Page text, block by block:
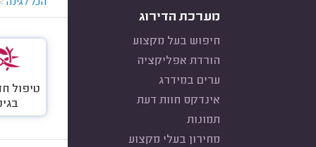
מערכת הדירוג
חיפוש בעל מקצוע
הורדת אפליקציה
ערים במידרג
אינדקס חוות דעת
תמונות
מחירון בעלי מקצוע
הכל לגינה
טיפול